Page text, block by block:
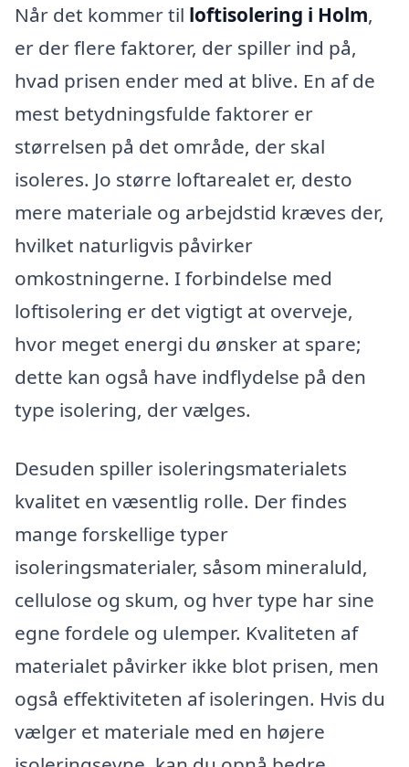
Når det kommer til loftisolering i Holm,
er der flere faktorer, der spiller ind på,
hvad prisen ender med at blive. En af de
mest betydningsfulde faktorer er
størrelsen på det område, der skal
isoleres. Jo større loftarealet er, desto
mere materiale og arbejdstid kræves der,
hvilket naturligvis påvirker
omkostningerne. I forbindelse med
loftisolering er det vigtigt at overveje,
hvor meget energi du ønsker at spare;
dette kan også have indflydelse på den
type isolering, der vælges.
Desuden spiller isoleringsmaterialets
kvalitet en væsentlig rolle. Der findes
mange forskellige typer
isoleringsmaterialer, såsom mineraluld,
cellulose og skum, og hver type har sine
egne fordele og ulemper. Kvaliteten af
materialet påvirker ikke blot prisen, men
også effektiviteten af isoleringen. Hvis du
vælger et materiale med en højere